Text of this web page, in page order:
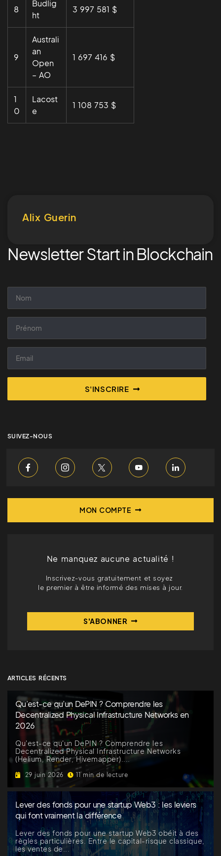
8
Budlig
ht
3 997 581 $
9
Australi
an
Open
– AO
1 697 416 $
1
0
Lacost
e
1 108 753 $
Alix Guerin
Newsletter Start in Blockchain
S'INSCRIRE
SUIVEZ-NOUS
MON COMPTE
Ne manquez aucune actualité !
Inscrivez-vous gratuitement et soyez
le premier à être informé des mises à jour.
S'ABONNER
ARTICLES RÉCENTS
Qu’est-ce qu’un DePIN ? Comprendre les
Decentralized Physical Infrastructure Networks en
2026
Qu'est-ce qu'un DePIN ? Comprendre les
Decentralized Physical Infrastructure Networks
(Helium, Render, Hivemapper)....
29 juin 2026 11 min de lecture
Lever des fonds pour une startup Web3 : les leviers
qui font vraiment la différence
Lever des fonds pour une startup Web3 obéit à des
règles particulières. Entre le capital-risque classique,
les ventes de...